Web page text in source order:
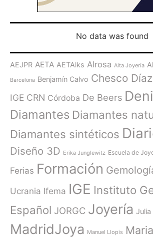
No data was found
AEJPR AETA AETAlks Alrosa Alta Joyería
Barcelona Benjamín Calvo Chesco Díaz
IGE CRN Córdoba De Beers
Diamantes Diamantes
Diamantes sintéticos
Diseño 3D Erika Junglewitz Escuela de
Ferias Formación
Ucrania Ifema IGE Instituto
Español JORGC Joyería Julia
MadridJoya Manuel Llopis